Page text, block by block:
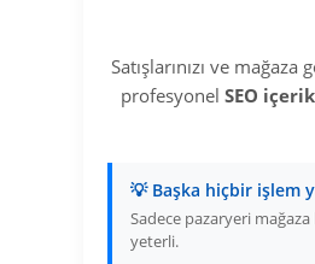
Satışlarınızı ve
profesyonel SEO
💡 Başka hiçbir işlem
Sadece pazaryeri
yeterli.